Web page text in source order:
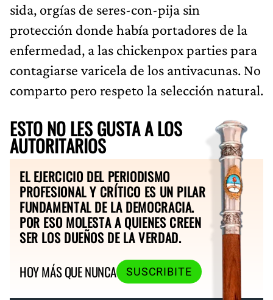
sida, orgías de seres-con-pija sin
protección donde había portadores de la
enfermedad, a las chickenpox parties para
contagiarse varicela de los antivacunas. No
comparto pero respeto la selección natural.
ESTO NO LES GUSTA A LOS
AUTORITARIOS
EL EJERCICIO DEL PERIODISMO
PROFESIONAL Y CRÍTICO ES UN PILAR
FUNDAMENTAL DE LA DEMOCRACIA.
POR ESO MOLESTA A QUIENES CREEN
SER LOS DUEÑOS DE LA VERDAD.
HOY MÁS QUE NUNCA
SUSCRIBITE